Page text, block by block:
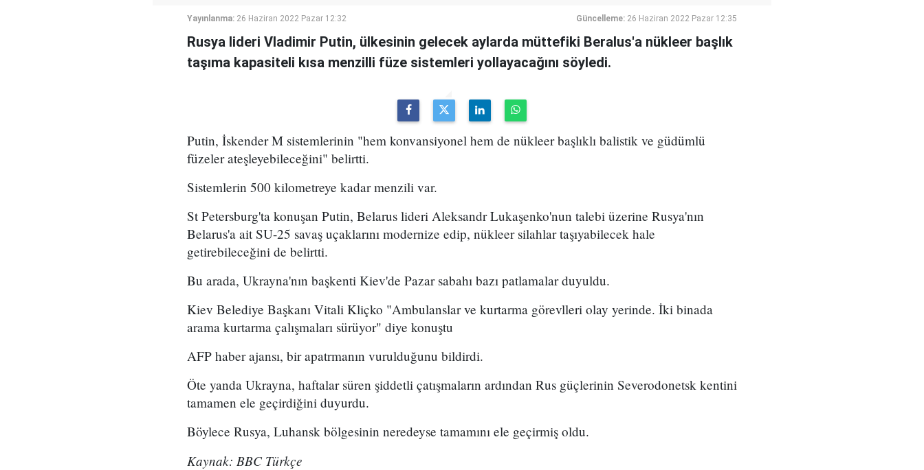
Yayınlanma: 26 Haziran 2022 Pazar 12:32 Güncelleme: 26 Haziran 2022 Pazar 12:35
Rusya lideri Vladimir Putin, ülkesinin gelecek aylarda müttefiki Beralus'a nükleer başlık
taşıma kapasiteli kısa menzilli füze sistemleri yollayacağını söyledi.
Putin, İskender M sistemlerinin "hem konvansiyonel hem de nükleer başlıklı balistik ve güdümlü
füzeler ateşleyebileceğini" belirtti.
Sistemlerin 500 kilometreye kadar menzili var.
St Petersburg'ta konuşan Putin, Belarus lideri Aleksandr Lukaşenko'nun talebi üzerine Rusya'nın
Belarus'a ait SU-25 savaş uçaklarını modernize edip, nükleer silahlar taşıyabilecek hale
getirebileceğini de belirtti.
Bu arada, Ukrayna'nın başkenti Kiev'de Pazar sabahı bazı patlamalar duyuldu.
Kiev Belediye Başkanı Vitali Kliçko "Ambulanslar ve kurtarma görevlleri olay yerinde. İki binada
arama kurtarma çalışmaları sürüyor" diye konuştu
AFP haber ajansı, bir apatrmanın vurulduğunu bildirdi.
Öte yanda Ukrayna, haftalar süren şiddetli çatışmaların ardından Rus güçlerinin Severodonetsk kentini
tamamen ele geçirdiğini duyurdu.
Böylece Rusya, Luhansk bölgesinin neredeyse tamamını ele geçirmiş oldu.
Kaynak: BBC Türkçe